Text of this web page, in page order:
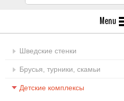
Menu
Шведские стенки
Брусья, турники, скамьи
Детские комплексы